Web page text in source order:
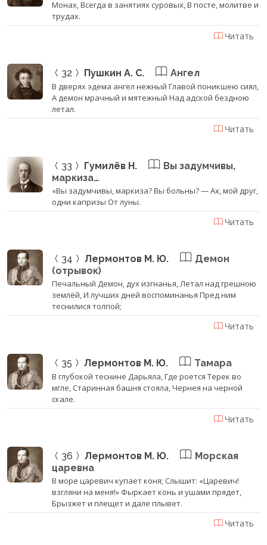
Монах, Всегда в занятиях суровых, В посте, молитве и
трудах.
Читать
32 Пушкин А. С. Ангел
В дверях эдема ангел нежный Главой поникшею сиял,
А демон мрачный и мятежный Над адской бездною
летал.
Читать
33 Гумилёв Н.
Вы задумчивы,
маркиза…
«Вы задумчивы, маркиза? Вы больны? — Ах, мой друг,
одни капризы От луны.
Читать
34 Лермонтов М. Ю.
Демон
(отрывок)
Печальный Демон, дух изгнанья, Летал над грешною
землёй, И лучших дней воспоминанья Пред ним
теснилися толпой;
Читать
35 Лермонтов М. Ю. Тамара
В глубокой теснине Дарьяла, Где роется Терек во
мгле, Старинная башня стояла, Чернея на черной
скале.
Читать
36 Лермонтов М. Ю.
Морская
царевна
В море царевич купает коня; Слышит: «Царевич!
взгляни на меня!» Фыркает конь и ушами прядет,
Брызжет и плещет и дале плывет.
Читать